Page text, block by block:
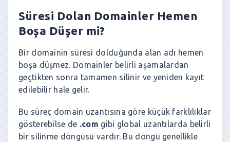
gronb.com $3,000
creaup.com $6,000
$4,000
cokomel.com$1,250
Süresi Dolan Domainler Hemen
Boşa Düşer mi?
Bir domainin süresi dolduğunda alan adı hemen
boşa düşmez. Domainler belirli aşamalardan
geçtikten sonra tamamen silinir ve yeniden kayıt
edilebilir hale gelir.
Bu süreç domain uzantısına göre küçük farklılıklar
gösterebilse de .com gibi global uzantılarda belirli
bir silinme döngüsü vardır. Bu döngü genellikle